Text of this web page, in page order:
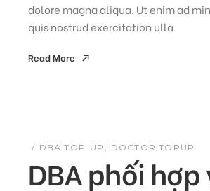
dolore magna aliqua. Ut enim ad
quis nostrud exercitation ulla
Read More
DBA TOP-UP DOCTOR TOPUP
DBA phối hợp